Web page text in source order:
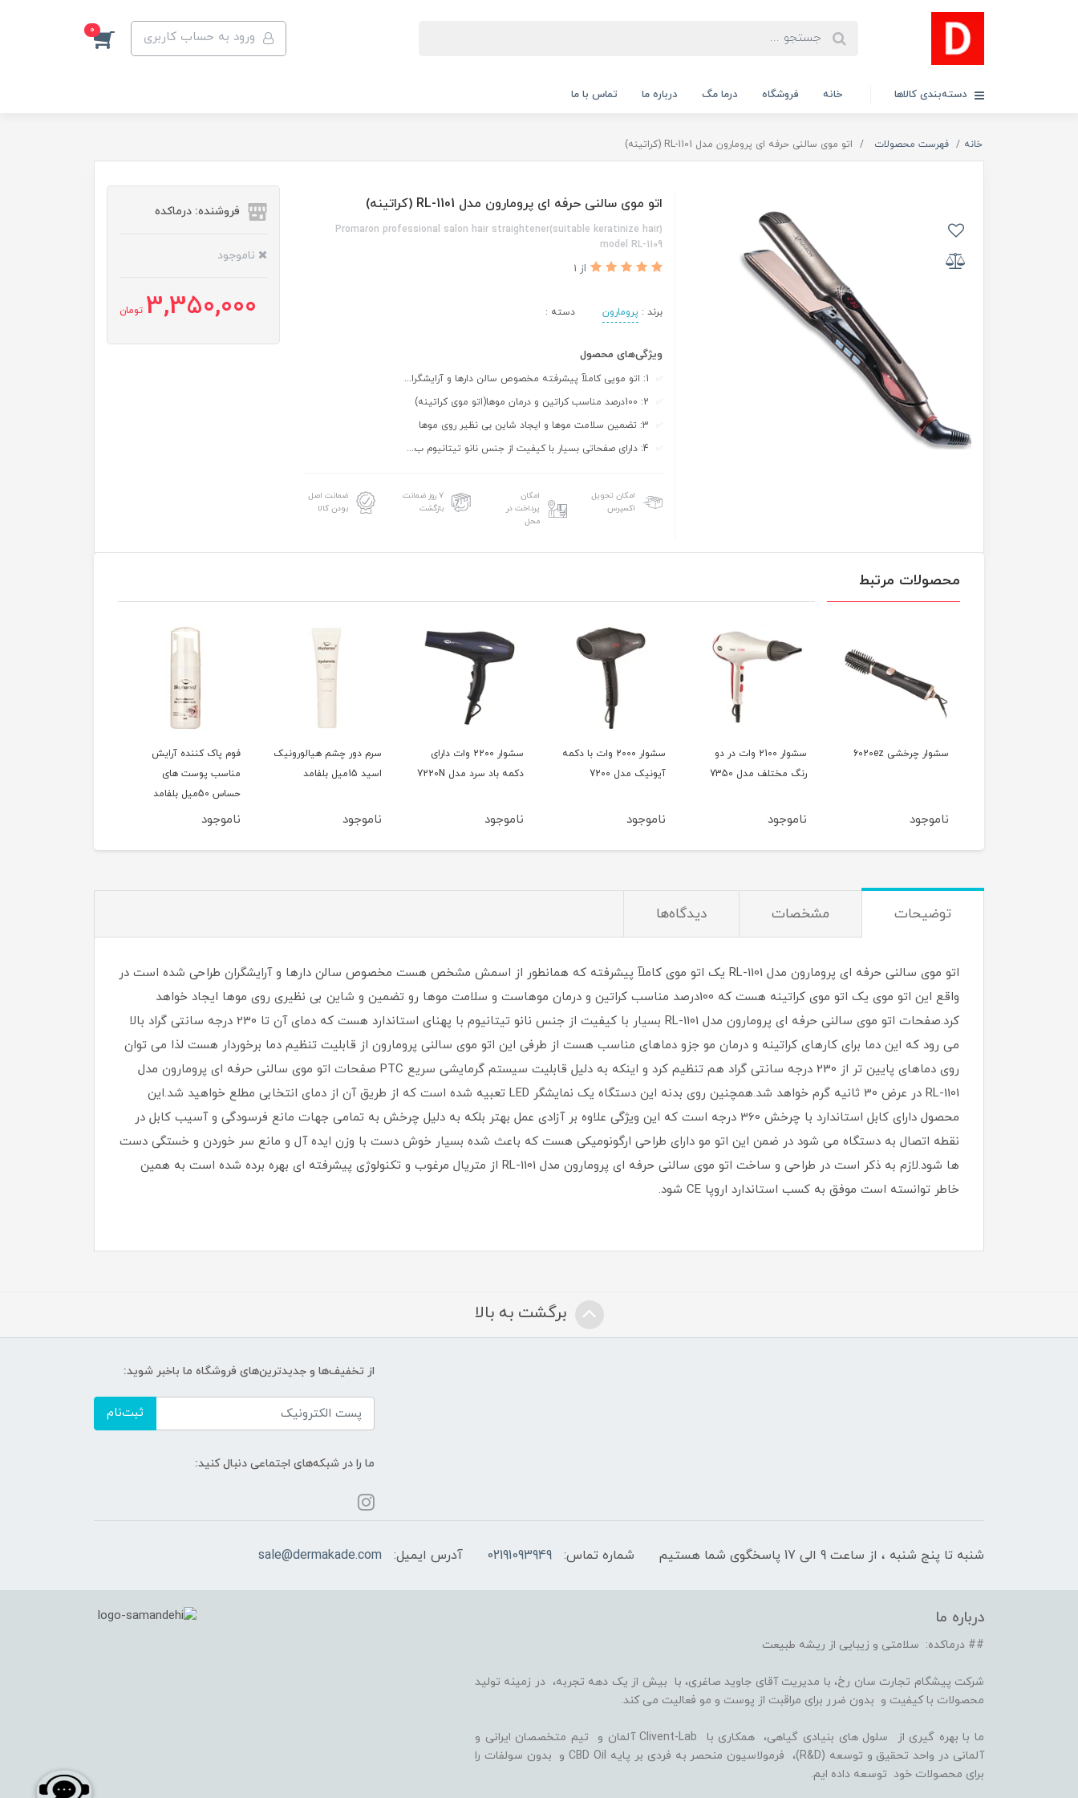
ورود به حساب کاربری 0
دسته‌بندی کالاها خانه فروشگاه درما مگ درباره ما تماس با ما
خانه فهرست محصولات اتو موی سالنی حرفه ای پرومارون مدل RL-1101 (کراتینه)
اتو موی سالنی حرفه ای پرومارون مدل RL-1101 (کراتینه)
(suitable keratinize hair)Promaron professional salon hair straightener
model RL-1109
از 1
برند : پرومارون دسته :
ویژگی‌های محصول
امکان تحویل
اکسپرس
امکان
پرداخت در
محل
۷ روز ضمانت
بازگشت
ضمانت اصل
بودن کالا
فروشنده: درماکده
ناموجود
3,350,000 تومان
محصولات مرتبط
سشوار چرخشی 6020ez
ناموجود
سشوار 2100 وات در دو
رنگ مختلف مدل 7350
ناموجود
سشوار 2000 وات با دکمه
آیونیک مدل 7200
ناموجود
سشوار 2200 وات دارای
دکمه باد سرد مدل 7220N
ناموجود
سرم دور چشم هیالورونیک
اسید 15میل بلفامد
ناموجود
فوم پاک کننده آرایش
مناسب پوست های
حساس 50میل بلفامد
ناموجود
توضیحات مشخصات دیدگاه‌ها
اتو موی سالنی حرفه ای پرومارون مدل RL-1101 یک اتو موی کاملآ پیشرفته که همانطور از اسمش مشخص هست مخصوص سالن دارها و آرایشگران طراحی شده است در
واقع این اتو موی یک اتو موی کراتینه هست که 100درصد مناسب کراتین و درمان موهاست و سلامت موها رو تضمین و شاین بی نظیری روی موها ایجاد خواهد
کرد.صفحات اتو موی سالنی حرفه ای پرومارون مدل RL-1101 بسیار با کیفیت از جنس نانو تیتانیوم با پهنای استاندارد هست که دمای آن تا 230 درجه سانتی گراد بالا
می رود که این دما برای کارهای کراتینه و درمان مو جزو دماهای مناسب هست از طرفی این اتو موی سالنی پرومارون از قابلیت تنظیم دما برخوردار هست لذا می توان
روی دماهای پایین تر از 230 درجه سانتی گراد هم تنظیم کرد و اینکه به دلیل قابلیت سیستم گرمایشی سریع PTC صفحات اتو موی سالنی حرفه ای پرومارون مدل
RL-1101 در عرض 30 ثانیه گرم خواهد شد.همچنین روی بدنه این دستگاه یک نمایشگر LED تعبیه شده است که از طریق آن از دمای انتخابی مطلع خواهید شد.این
محصول دارای کابل استاندارد با چرخش 360 درجه است که این ویژگی علاوه بر آزادی عمل بهتر بلکه به دلیل چرخش به تمامی جهات مانع فرسودگی و آسیب کابل در
نقطه اتصال به دستگاه می شود در ضمن این اتو مو دارای طراحی ارگونومیکی هست که باعث شده بسیار خوش دست با وزن ایده آل و مانع سر خوردن و خستگی دست
ها شود.لازم به ذکر است در طراحی و ساخت اتو موی سالنی حرفه ای پرومارون مدل RL-1101 از متریال مرغوب و تکنولوژی پیشرفته ای بهره برده شده است به همین
خاطر توانسته است موفق به کسب استاندارد اروپا CE شود.
برگشت به بالا
از تخفیف‌ها و جدیدترین‌های فروشگاه ما باخبر شوید:
ثبت‌نام
ما را در شبکه‌های اجتماعی دنبال کنید:
شنبه تا پنج شنبه ، از ساعت 9 الی 17 پاسخگوی شما هستیم شماره تماس: 02191093949 آدرس ایمیل: sale@dermakade.com
درباره ما
## درماکده: سلامتی و زیبایی از ریشه طبیعت
شرکت پیشگام تجارت سان رخ، با مدیریت آقای جاوید صاغری، با بیش از یک دهه تجربه، در زمینه تولید
محصولات با کیفیت و بدون ضرر برای مراقبت از پوست و مو فعالیت می کند.
ما با بهره گیری از سلول های بنیادی گیاهی، همکاری با Clivent-Lab آلمان و تیم متخصصان ایرانی و
آلمانی در واحد تحقیق و توسعه (R&D)، فرمولاسیون منحصر به فردی بر پایه CBD Oil و بدون سولفات را
برای محصولات خود توسعه داده ایم.